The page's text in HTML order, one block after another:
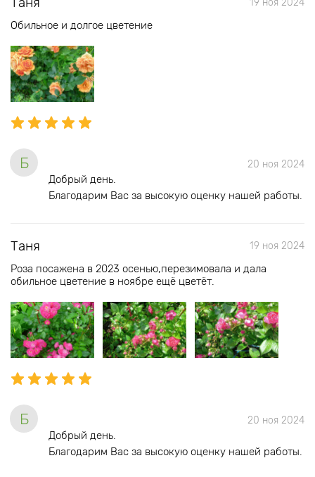
19 ноя 2024
Обильное и долгое цветение
Б 20 ноя 2024
Добрый день.
Благодарим Вас за высокую оценку нашей работы.
Таня 19 ноя 2024
Роза посажена в 2023 осенью,перезимовала и дала
обильное цветение в ноябре ещё цветёт.
Б 20 ноя 2024
Добрый день.
Благодарим Вас за высокую оценку нашей работы.